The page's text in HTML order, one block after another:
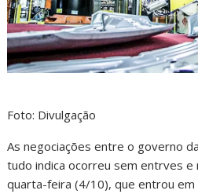
Foto: Divulgação
As negociações entre o governo
tudo indica ocorreu sem entrves
quarta-feira (4/10), que entrou